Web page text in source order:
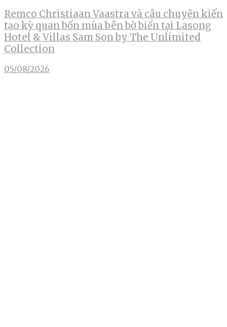
Remco Christiaan Vaastra và câu chuyện kiến
tạo kỳ quan bốn mùa bên bờ biển tại Lasong
Hotel & Villas Sam Son by The Unlimited
Collection
05/08/2026